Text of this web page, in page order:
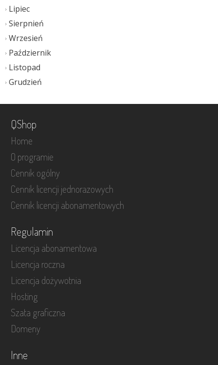
Lipiec
Sierpnień
Wrzesień
Październik
Listopad
Grudzień
QShop
Home
O programie
Cennik ogólny
Cennik licencji jednorazowych
Cennik licencji abonamentowych
Regulamin
Licencja abonamentowa
Licencja roczna
Licencja dożywotnia
Hosting
Szata graficzna
Domeny
Inne